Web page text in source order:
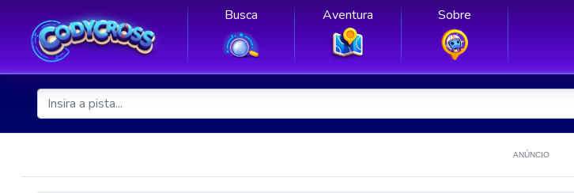
Busca Aventura Sobre
ANÚNCIO